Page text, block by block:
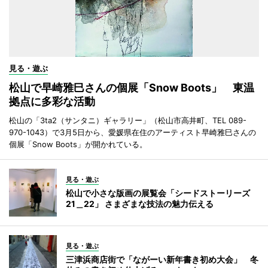
見る・遊ぶ
松山で早崎雅巳さんの個展「Snow Boots」 東温
拠点に多彩な活動
松山の「3ta2（サンタニ）ギャラリー」（松山市高井町、TEL 089-
970-1043）で3月5日から、愛媛県在住のアーティスト早崎雅巳さんの
個展「Snow Boots」が開かれている。
見る・遊ぶ
松山で小さな版画の展覧会「シードストーリーズ
21＿22」 さまざまな技法の魅力伝える
見る・遊ぶ
三津浜商店街で「ながーい新年書き初め大会」 冬